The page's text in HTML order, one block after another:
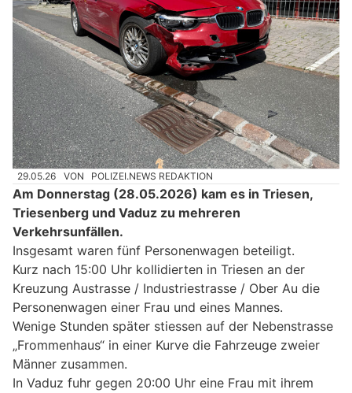
29.05.26 VON POLIZEI.NEWS REDAKTION
Am Donnerstag (28.05.2026) kam es in Triesen,
Triesenberg und Vaduz zu mehreren
Verkehrsunfällen.
Insgesamt waren fünf Personenwagen beteiligt.
Kurz nach 15:00 Uhr kollidierten in Triesen an der
Kreuzung Austrasse / Industriestrasse / Ober Au die
Personenwagen einer Frau und eines Mannes.
Wenige Stunden später stiessen auf der Nebenstrasse
„Frommenhaus“ in einer Kurve die Fahrzeuge zweier
Männer zusammen.
In Vaduz fuhr gegen 20:00 Uhr eine Frau mit ihrem